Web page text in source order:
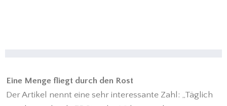
Eine Menge fliegt durch den Rost
Der Artikel nennt eine sehr interessante Zahl: „Täglich